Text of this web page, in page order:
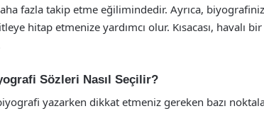
fazla takip etme eğilimindedir. Ayrıca,
hitap etmenize yardımcı olur. Kısacası, havalı
Sözleri Nasıl Seçilir?
yazarken dikkat etmeniz gereken bazı